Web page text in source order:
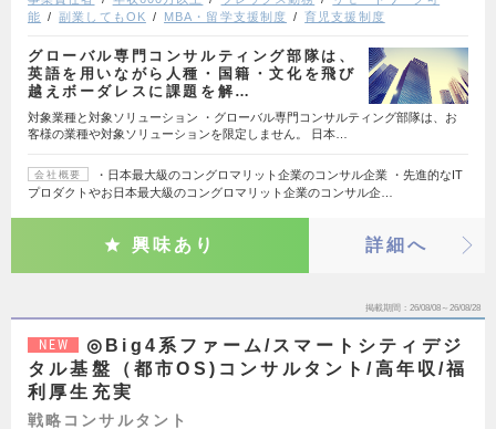
能
副業してもOK MBA・留学支援制度 育児支援制度
グローバル専門コンサルティング部隊は、
英語を用いながら人種・国籍・文化を飛び
越えボーダレスに課題を解…
対象業種と対象ソリューション ・グローバル専門コンサルティング部隊は、お
客様の業種や対象ソリューションを限定しません。 日本…
会社概要
・日本最大級のコングロマリット企業のコンサル企業 ・先進的なIT
プロダクトやお日本最大級のコングロマリット企業のコンサル企…
興味あり 詳細へ
掲載期間 26/08/08～26/08/28
NEW
◎Big4系ファーム/スマートシティデジ
タル基盤（都市OS)コンサルタント/高年収/福
利厚生充実
戦略コンサルタント